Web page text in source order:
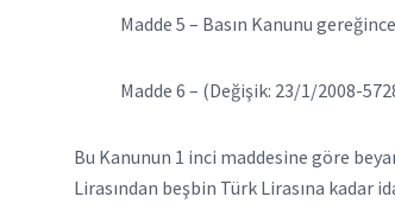
Madde 5 – Basın Kanunu
Madde 6 – (Değişik: 23/1/2008-
Bu Kanunun 1 inci maddesine göre
Lirasından beşbin Türk Lirasına kadar